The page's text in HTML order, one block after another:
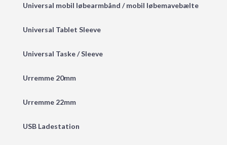
Universal mobil løbearmbånd / mobil løbemavebælte
Universal Tablet Sleeve
Universal Taske / Sleeve
Urremme 20mm
Urremme 22mm
USB Ladestation